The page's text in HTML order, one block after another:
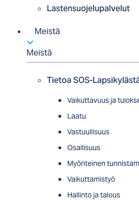
Lastensuojelupalvelut
Meistä
Meistä
Tietoa SOS-
Vaikuttavuus ja
Laatu
Vastuullisuus
Osallisuus
Myön­tei­nen
Vaikuttamistyö
Hallinto ja talous